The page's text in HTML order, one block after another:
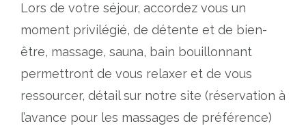
Lors de votre séjour, accordez vous un
moment privilégié, de détente et de bien-
être, massage, sauna, bain bouillonnant
permettront de vous relaxer et de vous
ressourcer, détail sur notre site (réservation à
l’avance pour les massages de préférence)